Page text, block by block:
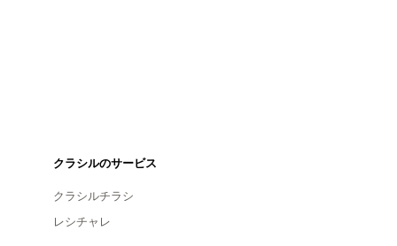
クラシルのサービス
クラシルチラシ
レシチャレ